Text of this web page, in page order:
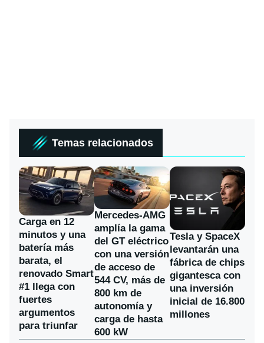
Temas relacionados
Carga en 12
minutos y una
batería más
barata, el
renovado Smart
#1 llega con
fuertes
argumentos
para triunfar
Mercedes-AMG
amplía la gama
del GT eléctrico
con una versión
de acceso de
544 CV, más de
800 km de
autonomía y
carga de hasta
600 kW
Tesla y SpaceX
levantarán una
fábrica de chips
gigantesca con
una inversión
inicial de 16.800
millones